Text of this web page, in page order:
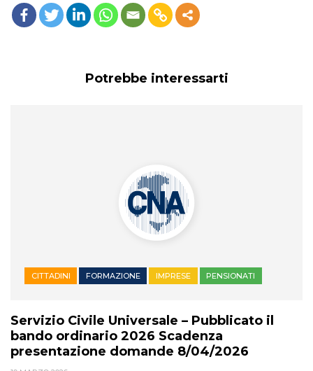
Potrebbe interessarti
CITTADINI FORMAZIONE IMPRESE PENSIONATI
Servizio Civile Universale – Pubblicato il
bando ordinario 2026 Scadenza
presentazione domande 8/04/2026